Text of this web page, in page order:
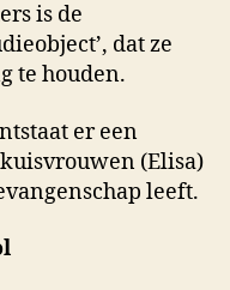
is de
dat ze
te houden.
er een
(Elisa)
leeft.